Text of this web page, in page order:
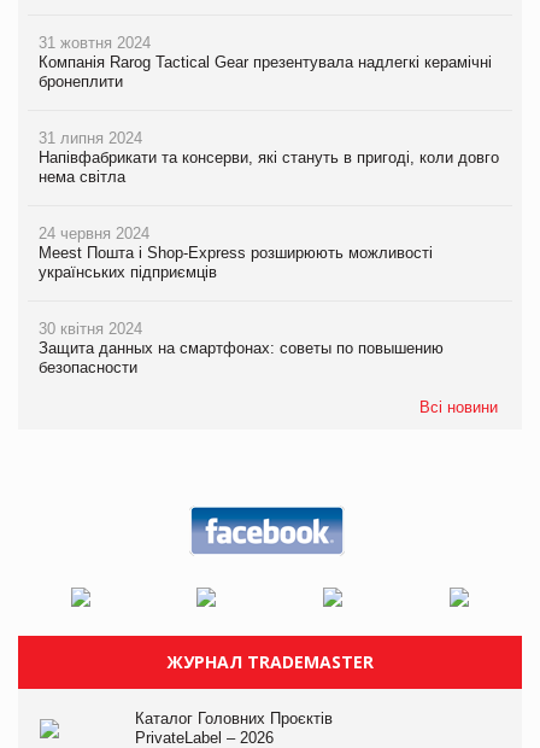
31 жовтня 2024
Компанія Rarog Tactical Gear презентувала надлегкі керамічні
бронеплити
31 липня 2024
Напівфабрикати та консерви, які стануть в пригоді, коли довго
нема світла
24 червня 2024
Meest Пошта і Shop-Express розширюють можливості
українських підприємців
30 квітня 2024
Защита данных на смартфонах: советы по повышению
безопасности
Всі новини
ЖУРНАЛ TRADEMASTER
Каталог Головних Проєктів
PrivateLabel – 2026